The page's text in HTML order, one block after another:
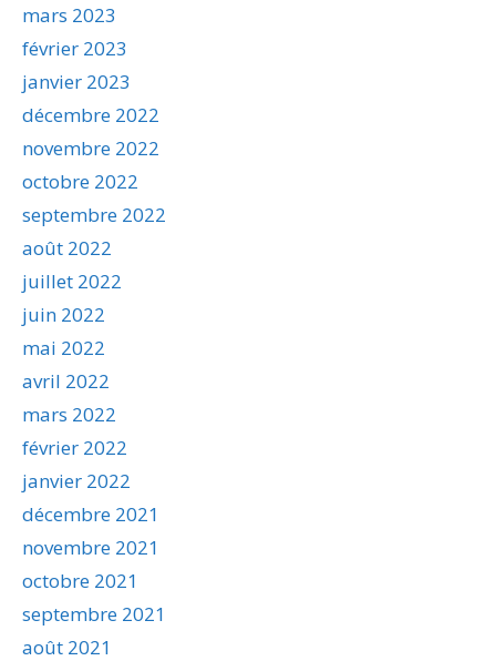
mars 2023
février 2023
janvier 2023
décembre 2022
novembre 2022
octobre 2022
septembre 2022
août 2022
juillet 2022
juin 2022
mai 2022
avril 2022
mars 2022
février 2022
janvier 2022
décembre 2021
novembre 2021
octobre 2021
septembre 2021
août 2021